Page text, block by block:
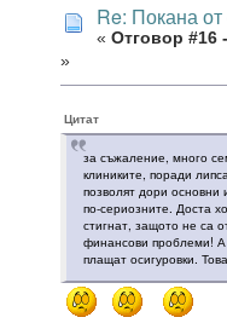
Re: Покана
« Отговор #16
»
Цитат
за съжаление, много
клиниките, поради
позволят дори основни
по-сериозните. Доста
стигнат, защото не са
финансови проблеми! А
плащат осигуровки.